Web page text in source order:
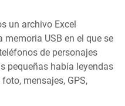
un archivo Excel
USB en el que se
de personajes
pequeñas había leyendas
mensajes, GPS,